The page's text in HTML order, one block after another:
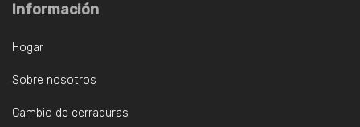
Información
Hogar
Sobre nosotros
Cambio de cerraduras